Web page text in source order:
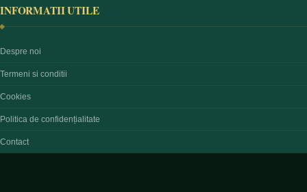
INFORMATII UTILE
Despre noi
Termeni si conditii
Cookies
Politica de confidențialitate
Contact